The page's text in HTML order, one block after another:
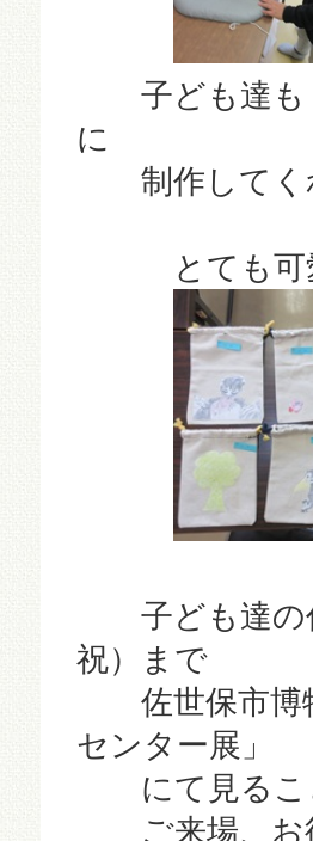
子ども達も
に
制作してく
とても可愛
子ども達の作
祝）まで
佐世保市博
センター展」
にて見るこ
ご来場、お